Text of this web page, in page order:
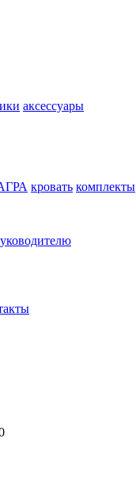
аксессуары
кровать комплекты